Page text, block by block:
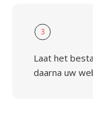
3
Laat het
daarna uw